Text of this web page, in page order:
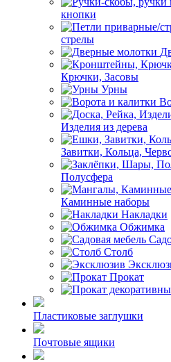
кнопки
стрелы
Крючки, Засовы
Урны
Изделия из дерева
Завитки, Кольца,
Полусфера
Каминные наборы
Накладки
Обжимка
Столб
Прокат
Пластиковые заглушки
Почтовые ящики